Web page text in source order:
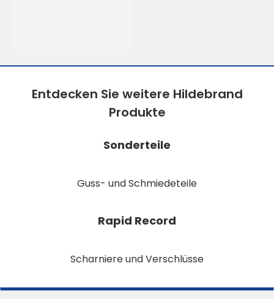
Entdecken Sie weitere Hildebrand
Produkte
Sonderteile
Guss- und Schmiedeteile
Rapid Record
Scharniere und Verschlüsse